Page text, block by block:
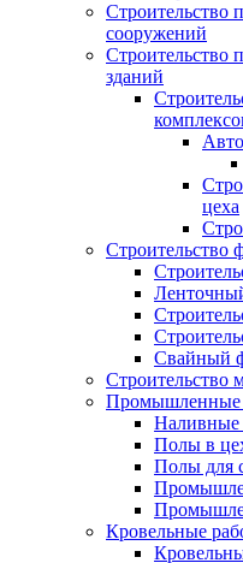
Строительство
сооружений
Строительство
зданий
цеха
Строительство
Свайный
Строительство
Промышленные
Полы в
Полы для
Кровельные